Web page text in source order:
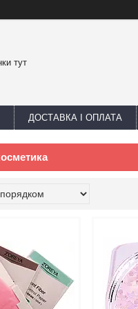
тут
ДОСТАВКА І ОПЛАТА